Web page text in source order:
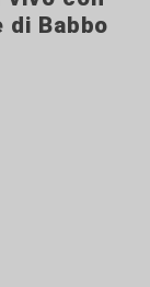
Babbo